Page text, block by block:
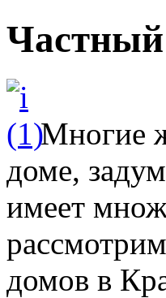
Частный
Многие
доме,
имеет
домов в